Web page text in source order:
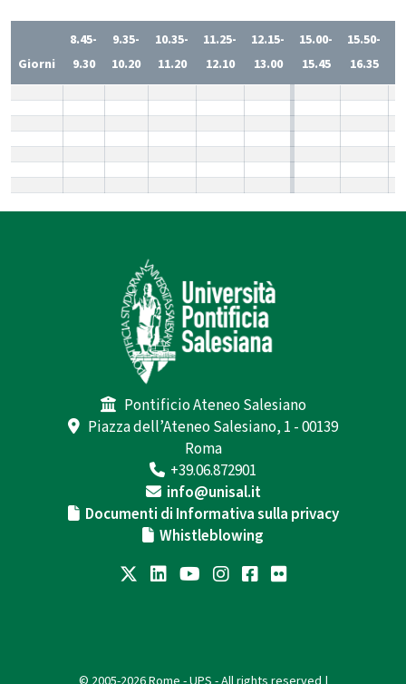
Giorni
8.45-
9.30
9.35-
10.20
10.35-
11.20
11.25-
12.10
12.15-
13.00
15.00-
15.45
15.50-
16.35
Pontificio Ateneo Salesiano
Piazza dell’Ateneo Salesiano, 1 - 00139
Roma
+39.06.872901
info@unisal.it
Documenti di Informativa sulla privacy
Whistleblowing